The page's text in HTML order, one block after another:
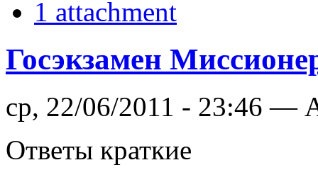
1 attachment
Госэкзамен
ср, 22/06/2011 - 23:46 —
Ответы краткие